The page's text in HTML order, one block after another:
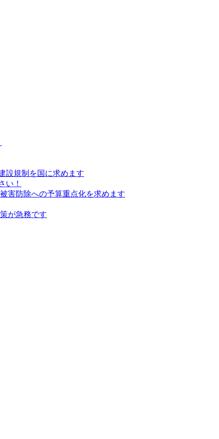
設規制を国に求めます
い！
害防除への予算重点化を求めます
が急務です